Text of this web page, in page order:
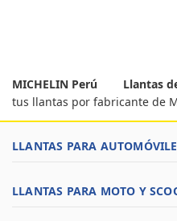
MICHELIN Perú Llantas
tus llantas por fabricante de
LLANTAS PARA
LLANTAS PARA MOTO Y